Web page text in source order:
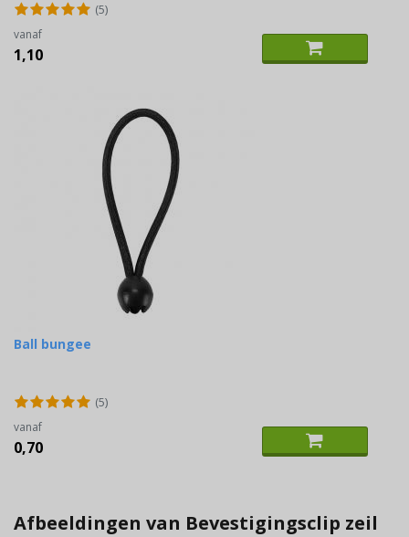
(5)
vanaf
1,10
Ball bungee
(5)
vanaf
0,70
Afbeeldingen van Bevestigingsclip zeil